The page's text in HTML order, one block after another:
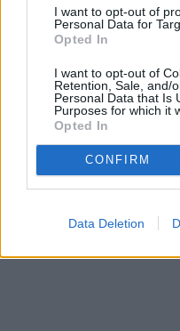
I want to opt-out of
Personal Data for
Opted In
I want to opt-out of
Retention, Sale, and/
Personal Data that Is
Purposes for which it
Opted In
CONFIRM
Data Deletion